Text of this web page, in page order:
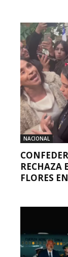
NACIONAL
RECHAZA
FLORES